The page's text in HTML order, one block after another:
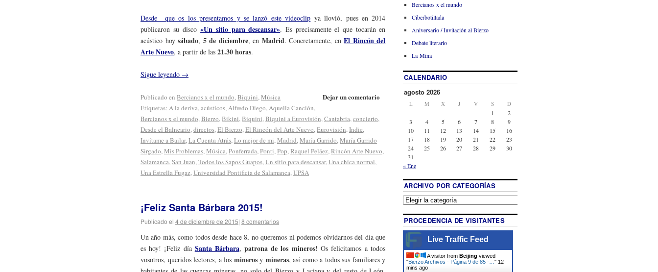
Desde que os los presentamos y se lanzó este videoclip ya llovió, pues en 2014
publicaron su disco«Un sitio para descansar». Es precisamente el que tocarán en
acústico hoysábado, 5 de diciembre, en Madrid. Concretamente, enEl Rincón del
Arte Nuevo, a partir de las 21.30 horas.
Sigue leyendo →
Dejar un comentario
Publicado en Bercianos x el mundo,Biquini,Música
Etiquetas: A la deriva,acústicos,Alfredo Diego,Aquella Canción,
Bercianos x el mundo,Bierzo,Bikini,Biquini,Biquini a Eurovisión,Cantabria,concierto,
Desde el Balneario,directos,El Bierzo,El Rincón del Arte Nuevo,Eurovisión,Indie,
Invítame a Bailar,La Cuenta Atrás,Lo mejor de mi,Madrid,María Garrido,María Garrido
Sirgado,Mis Problemas,Música,Ponferrada,Ponti,Pop,Raquel Peláez,Rincón Arte Nuevo,
Salamanca,San Juan,Todos los Sapos Guapos,Un sitio para descansar,Una chica normal,
Una Estrella Fugaz,Universidad Pontificia de Salamanca,UPSA
¡Feliz Santa Bárbara 2015!
Publicado el 4 de diciembre de 2015| 8 comentarios
Un año más, como todos desde hace 8, no queremos ni podemos olvidarnos del día que
es hoy! ¡Feliz día Santa Bárbara,patrona de los mineros! Os felicitamos a todos
vosotros, queridos lectores, a los minerosy mineras, así como a todos sus familiares y
Bercianos x el mundo
Ciberbotillada
Aniversario / Invitación al Bierzo
Debate literario
La Mina
CALENDARIO
agosto 2026
L M X J V S D
1
2
3
4 5 6 7 8
9
10
11 12 13 14 15
16
17
18 19 20 21 22
23
24
25 26 27 28 29
30
31
« Ene
ARCHIVO POR CATEGORÍAS
PROCEDENCIA DE VISITANTES
Live Traffic Feed
A visitor from Beijing viewed
"Bierzo Archivos - Página 9 de 85 -… " 12
mins ago